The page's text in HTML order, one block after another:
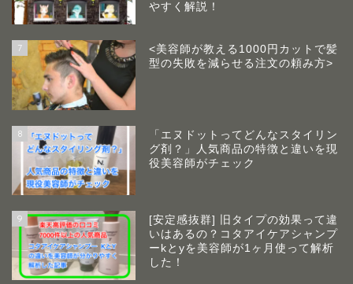
やすく解説！
7
<美容師が教える1000円カットで髪
型の失敗を減らせる注文の頼み方>
8
「エヌドットってどんなスタイリン
グ剤？」人気商品の特徴と違いを現
役美容師がチェック
9
[安定感抜群] 旧タイプの効果って違
いはあるの？コタアイケアシャンプ
ーkとyを美容師が1ヶ月使って解析
した！